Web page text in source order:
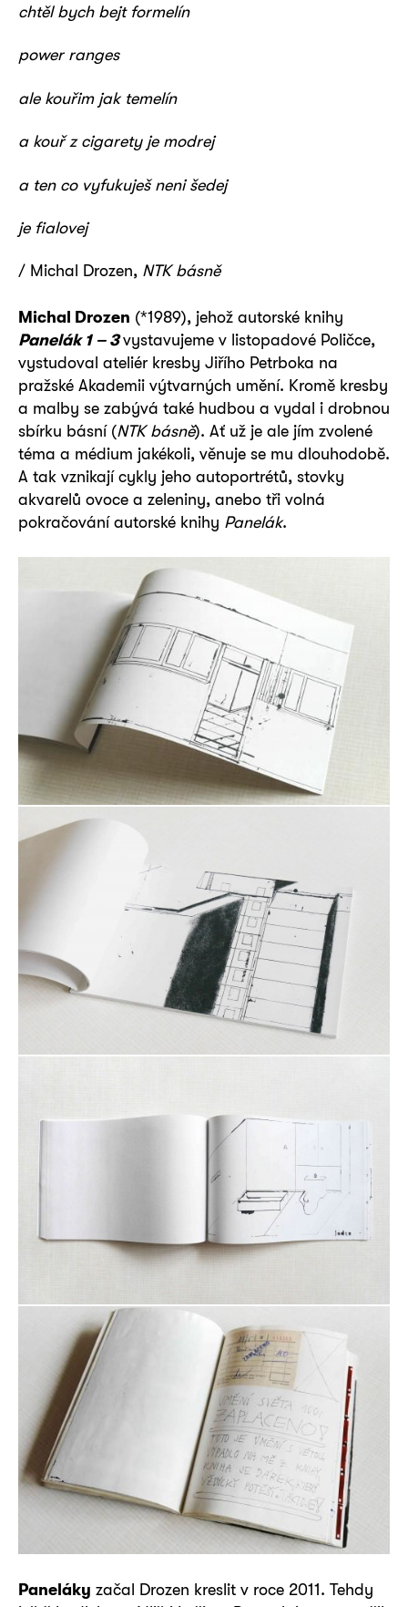
chtěl bych bejt formelín
power ranges
ale kouřim jak temelín
a kouř z cigarety je modrej
a ten co vyfukuješ neni šedej
je fialovej
/ Michal Drozen, NTK básně
Michal Drozen (*1989), jehož autorské knihy
Panelák 1 – 3vystavujeme v listopadové Poličce,
vystudoval ateliér kresby Jiřího Petrboka na
pražské Akademii výtvarných umění. Kromě kresby
a malby se zabývá také hudbou a vydal i drobnou
sbírku básní (NTK básně). Ať už je ale jím zvolené
téma a médium jakékoli, věnuje se mu dlouhodobě.
A tak vznikají cykly jeho autoportrétů, stovky
akvarelů ovoce a zeleniny, anebo tři volná
pokračování autorské knihy Panelák.
Paneláky začal Drozen kreslit v roce 2011. Tehdy